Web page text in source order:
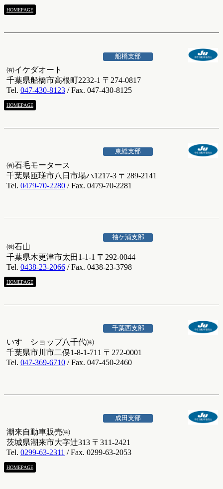
HOMEPAGE
船橋支部
㈲イケダオート
千葉県船橋市高根町2232-1 〒274-0817
Tel. 047-430-8123 / Fax. 047-430-8125
HOMEPAGE
東総支部
㈲石毛モータース
千葉県匝瑳市八日市場ハ1217-3 〒289-2141
Tel. 0479-70-2280 / Fax. 0479-70-2281
袖ケ浦支部
㈱石山
千葉県木更津市太田1-1-1 〒292-0044
Tel. 0438-23-2066 / Fax. 0438-23-3798
HOMEPAGE
千葉西支部
いすゞショップ八千代㈱
千葉県市川市二俣1-8-1-711 〒272-0001
Tel. 047-369-6710 / Fax. 047-450-2460
成田支部
潮来自動車販売㈱
茨城県潮来市大字辻313 〒311-2421
Tel. 0299-63-2311 / Fax. 0299-63-2053
HOMEPAGE